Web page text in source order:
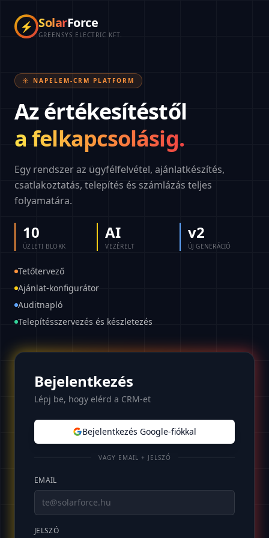
⚡ SolarForce
GREENSYS ELECTRIC KFT.
☀️ NAPELEM-CRM PLATFORM
Az értékesítéstől
a felkapcsolásig.
Egy rendszer az ügyfélfelvétel, ajánlatkészítés,
csatlakoztatás, telepítés és számlázás teljes
folyamatára.
10
ÜZLETI BLOKK
AI
VEZÉRELT
v2
ÚJ GENERÁCIÓ
Tetőtervező
Ajánlat-konfigurátor
Auditnapló
Telepítésszervezés és készletezés
Bejelentkezés
Lépj be, hogy elérd a CRM-et
Bejelentkezés Google-fiókkal
VAGY EMAIL + JELSZÓ
EMAIL
JELSZÓ